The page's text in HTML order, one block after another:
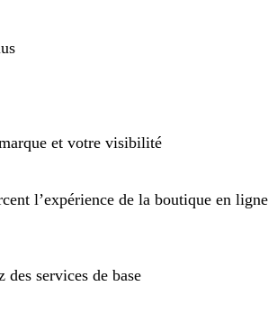
et votre visibilité
l’expérience de la boutique en ligne
des services de base